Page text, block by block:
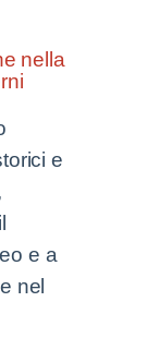
nella
e
e a
nel